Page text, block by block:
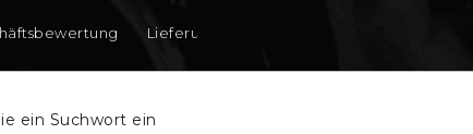
Lieferung nach DE und AT